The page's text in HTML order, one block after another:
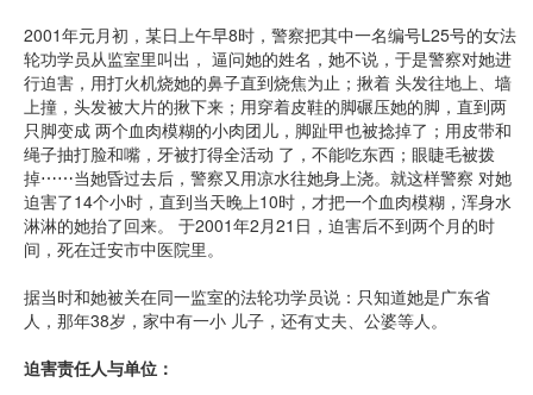
2001年元月初，某日上午早8时，警察把其中一名编号L25号的女法
轮功学员从监室里叫出， 逼问她的姓名，她不说，于是警察对她进
行迫害，用打火机烧她的鼻子直到烧焦为止；揪着 头发往地上、墙
上撞，头发被大片的揪下来；用穿着皮鞋的脚碾压她的脚，直到两
只脚变成 两个血肉模糊的小肉团儿，脚趾甲也被捻掉了；用皮带和
绳子抽打脸和嘴，牙被打得全活动 了，不能吃东西；眼睫毛被拨
掉⋯⋯当她昏过去后，警察又用凉水往她身上浇。就这样警察 对她
迫害了14个小时，直到当天晚上10时，才把一个血肉模糊，浑身水
淋淋的她抬了回来。 于2001年2月21日，迫害后不到两个月的时
间，死在迁安市中医院里。
据当时和她被关在同一监室的法轮功学员说：只知道她是广东省
人，那年38岁，家中有一小 儿子，还有丈夫、公婆等人。
迫害责任人与单位：